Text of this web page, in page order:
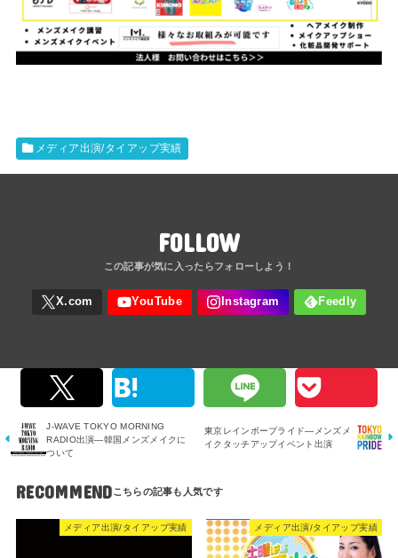
メディア出演/タイアップ実績
FOLLOW
J-WAVE TOKYO MORNING
RADIO出演―韓国メンズメイクに
ついて
東京レインボープライド―メンズメ
イクタッチアップイベント出演
RECOMMEND
メディア出演/タイアップ実績 メディア出演/タイアップ実績